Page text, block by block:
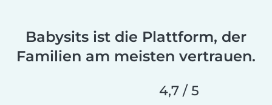
Babysits ist die Plattform, der
Familien am meisten vertrauen.
4,7 / 5